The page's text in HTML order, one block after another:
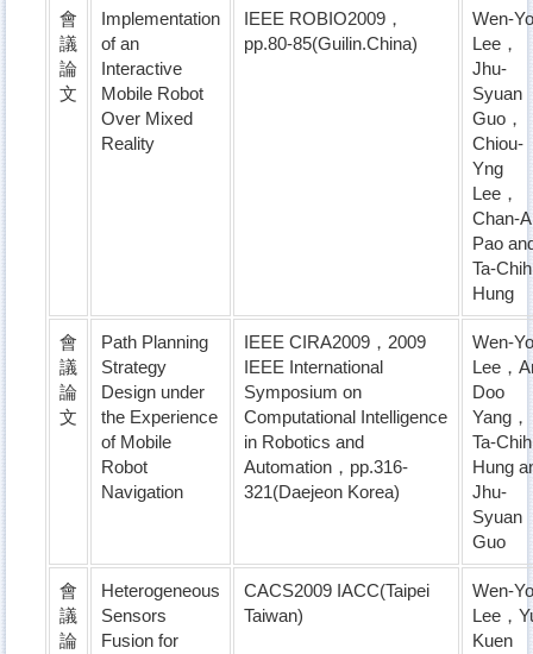
會
議
論
文
Implementation
of an
Interactive
Mobile Robot
Over Mixed
Reality
IEEE ROBIO2009，
pp.80-85(Guilin.China)
Wen-Yo
Lee，
Jhu-
Syuan
Guo，
Chiou-
Yng
Lee，
Chan-
Pao
Ta-Chih
Hung
會
議
論
文
Path Planning
Strategy
Design under
the Experience
of Mobile
Robot
Navigation
IEEE CIRA2009，2009
IEEE International
Symposium on
Computational Intelligence
in Robotics and
Automation，pp.316-
321(Daejeon Korea)
Wen-Yo
Lee，
Doo
Yang，
Ta-Chih
Hung
Jhu-
Syuan
Guo
會
議
論
Heterogeneous
Sensors
Fusion for
CACS2009 IACC(Taipei
Taiwan)
Wen-Yo
Lee，
Kuen